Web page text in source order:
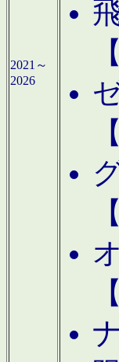
2021～
2026